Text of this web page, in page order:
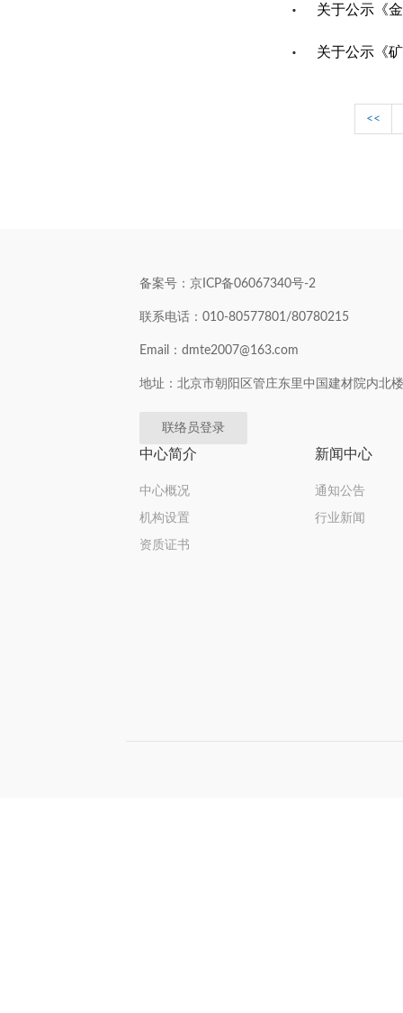
<<
备案号：京ICP备06067340号-2
联系电话：010-80577801/80780215
Email：dmte2007@163.com
地址：北京市朝阳区管庄东里中国建材院内北楼
联络员登录
中心简介
中心概况
机构设置
资质证书
新闻中心
通知公告
行业新闻